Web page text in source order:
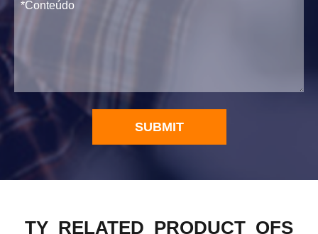
SUBMIT
TY_RELATED_PRODUCT_OFS